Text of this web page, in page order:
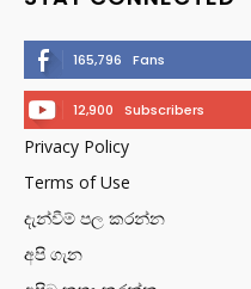
165,796 Fans
12,900 Subscribers
Privacy Policy
Terms of Use
දැන්වීම් පල කරන්න
අපි ගැන